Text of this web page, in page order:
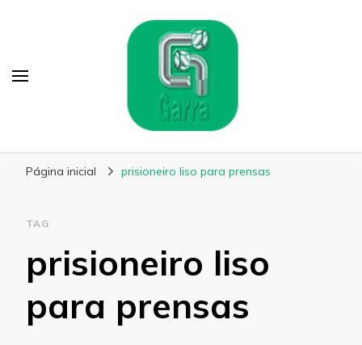
Página inicial prisioneiro liso para prensas
TAG
prisioneiro liso
para prensas